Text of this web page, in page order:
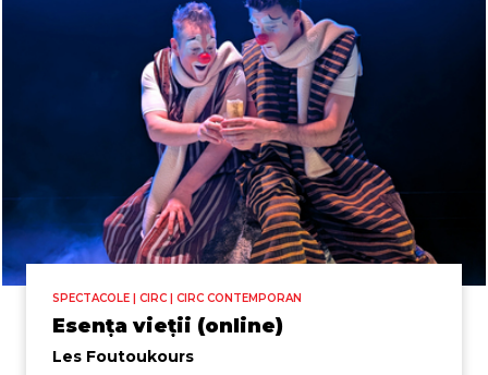
SPECTACOLE | CIRC | CIRC CONTEMPORAN
Esența vieții (online)
Les Foutoukours